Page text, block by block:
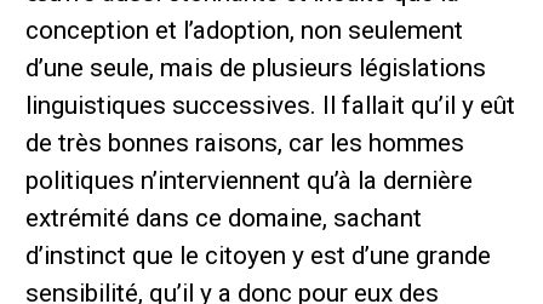
conception et l’adoption, non seulement
d’une seule, mais de plusieurs législations
linguistiques successives. Il fallait qu’il y eût
de très bonnes raisons, car les hommes
politiques n’interviennent qu’à la dernière
extrémité dans ce domaine, sachant
d’instinct que le citoyen y est d’une grande
sensibilité, qu’il y a donc pour eux des